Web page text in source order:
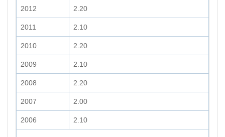
2012 2.20
2011 2.10
2010 2.20
2009 2.10
2008 2.20
2007 2.00
2006 2.10